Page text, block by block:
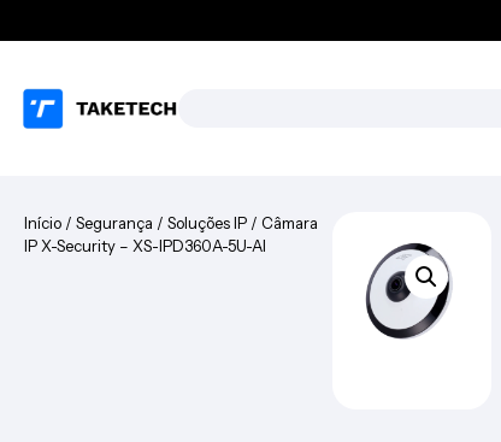
Início / Segurança / Soluções IP / Câmara
IP X-Security – XS-IPD360A-5U-AI